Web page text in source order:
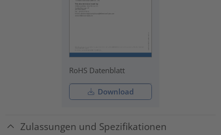
RoHS Datenblatt
Download
Zulassungen und Spezifikationen